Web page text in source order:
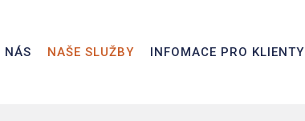
NÁS NAŠE SLUŽBY INFOMACE PRO KLIENTY